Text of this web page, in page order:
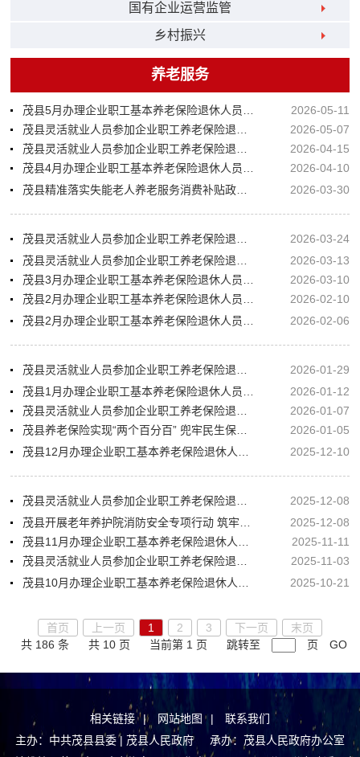
国有企业运营监管
乡村振兴
养老服务
2026-05-11
2026-05-07
2026-04-15
2026-04-10
2026-03-30
2026-03-24
2026-03-13
2026-03-10
2026-02-10
2026-02-06
2026-01-29
2026-01-12
2026-01-07
2026-01-05
2025-12-10
2025-12-08
2025-12-08
2025-11-11
2025-11-03
2025-10-21
首页 上一页 1 2 3 下一页
末页
共 186 条
共 10 页 当前第 1 页 跳转至 页 GO
相关链接 | 网站地图 |
联系我们
主办：中共茂县县委 | 茂县人民政府 承办：茂县人民政府办公室